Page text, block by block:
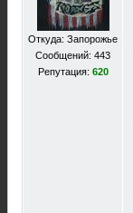
Откуда: Запорожье
Сообщений: 443
Репутация: 620